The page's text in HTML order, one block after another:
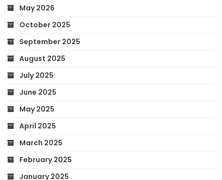
May 2026
October 2025
September 2025
August 2025
July 2025
June 2025
May 2025
April 2025
March 2025
February 2025
January 2025